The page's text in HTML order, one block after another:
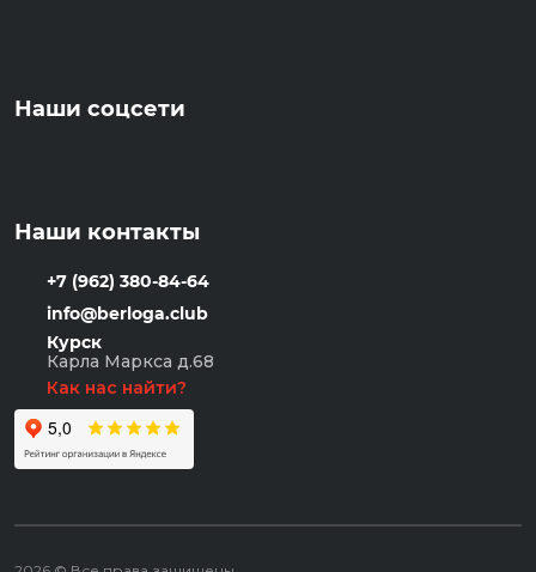
Наши соцсети
Наши контакты
+7 (962) 380-84-64
info@berloga.club
Курск
Карла Маркса д.68
Как нас найти?